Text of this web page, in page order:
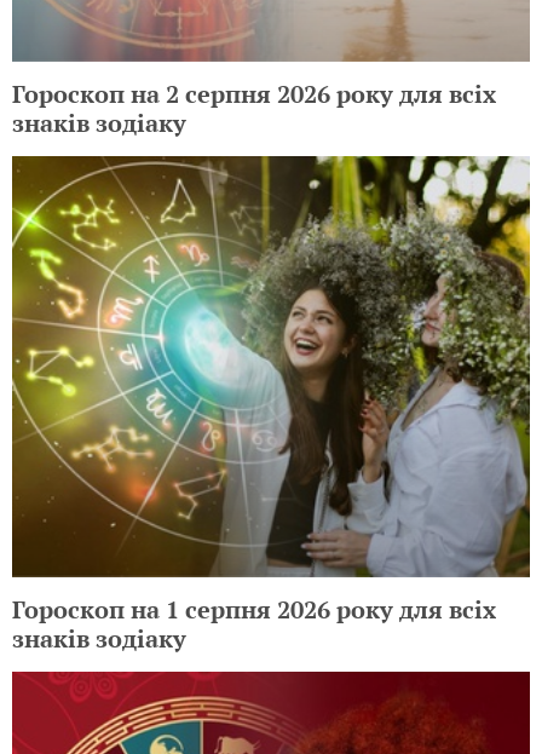
Гороскоп на 2 серпня 2026 року для всіх
знаків зодіаку
Гороскоп на 1 серпня 2026 року для всіх
знаків зодіаку